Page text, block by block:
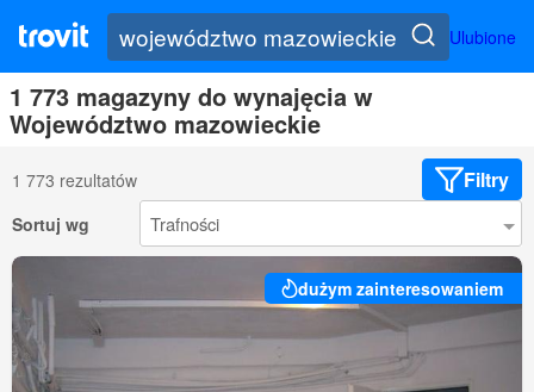
Ulubione
1 773 magazyny do wynajęcia w
Województwo mazowieckie
1 773 rezultatów Filtry
Sortuj wg
dużym zainteresowaniem